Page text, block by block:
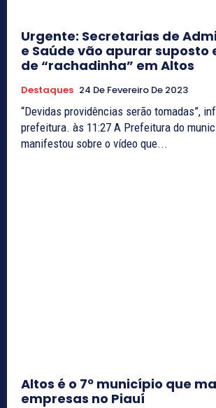
Urgente: Secretarias de
e Saúde vão apurar suposto
de “rachadinha” em Altos
Destaques 24 De Fevereiro De 2023
“Devidas providências serão tomadas”,
prefeitura. às 11:27 A Prefeitura do município de Altos se
manifestou sobre o vídeo que...
Altos é o 7º município que
empresas no Piauí